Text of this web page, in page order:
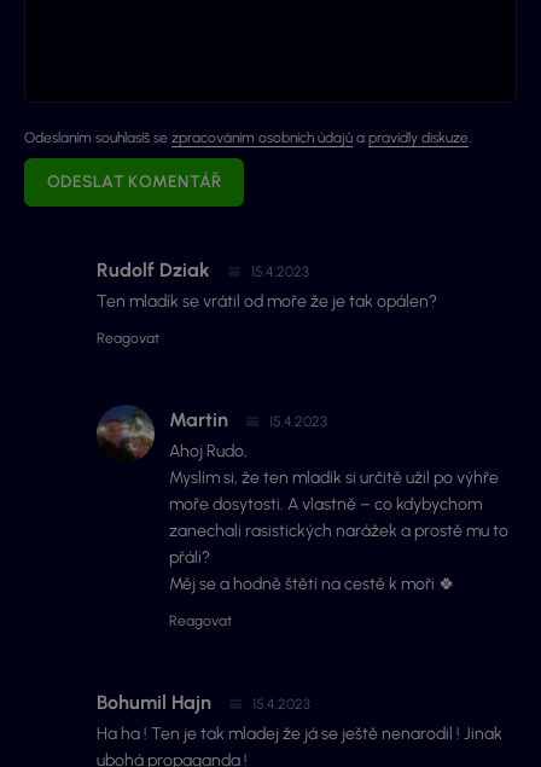
Odeslaním souhlasíš se zpracováním osobních údajů a pravidly diskuze.
ODESLAT KOMENTÁŘ
Rudolf Dziak 15.4.2023
Ten mladík se vrátil od moře že je tak opálen?
Reagovat
Martin 15.4.2023
Ahoj Rudo,
Myslím si, že ten mladík si určitě užil po výhře
moře dosytosti. A vlastně – co kdybychom
zanechali rasistických narážek a prostě mu to
přáli?
Měj se a hodně štětí na cestě k moři 🍀
Reagovat
Bohumil Hajn 15.4.2023
Ha ha ! Ten je tak mladej že já se ještě nenarodil ! Jinak
ubohá propaganda !